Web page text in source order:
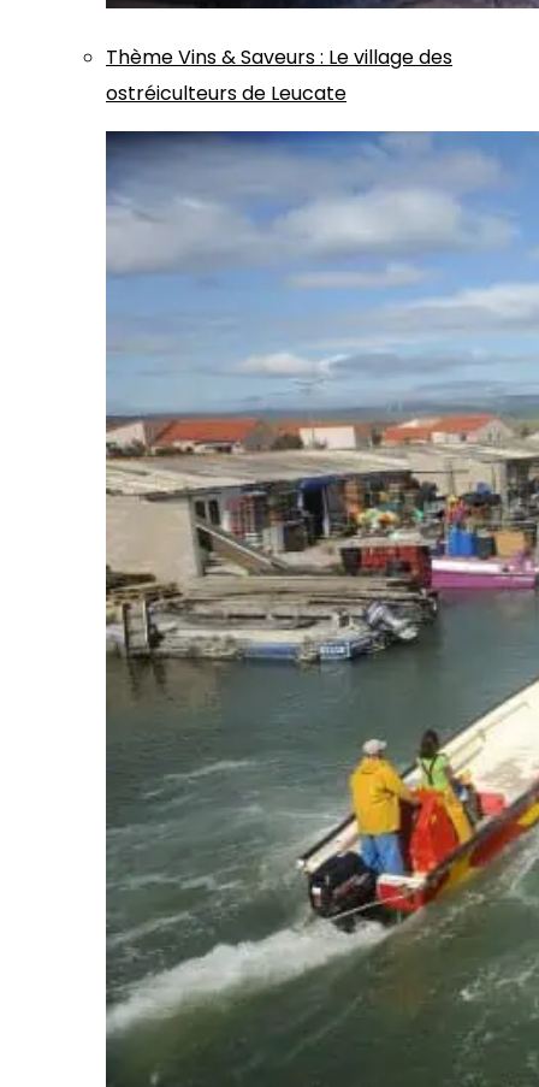
ThèmeVins & Saveurs: Le village des
ostréiculteurs de Leucate